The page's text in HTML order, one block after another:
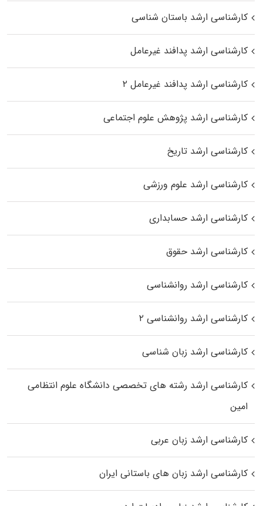
کارشناسی ارشد باستان شناسی
کارشناسی ارشد پدافند غیرعامل
کارشناسی ارشد پدافند غیرعامل ۲
کارشناسی ارشد پژوهش علوم اجتماعی
کارشناسی ارشد تاریخ
کارشناسی ارشد علوم ورزشی
کارشناسی ارشد حسابداری
کارشناسی ارشد حقوق
کارشناسی ارشد روانشناسی
کارشناسی ارشد روانشناسی ۲
کارشناسی ارشد زبان شناسی
کارشناسی ارشد رﺷﺘﻪ ﻫﺎی تخصصی داﻧﺸﮕﺎه ﻋﻠﻮم انتظامی
اﻣﻴﻦ
کارشناسی ارشد زبان عربی
کارشناسی ارشد زبان‌ های باستانی ایران